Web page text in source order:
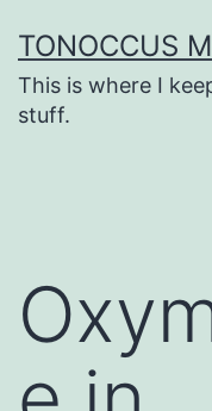
to
content
TONOCCUS
This is where I
stuff.